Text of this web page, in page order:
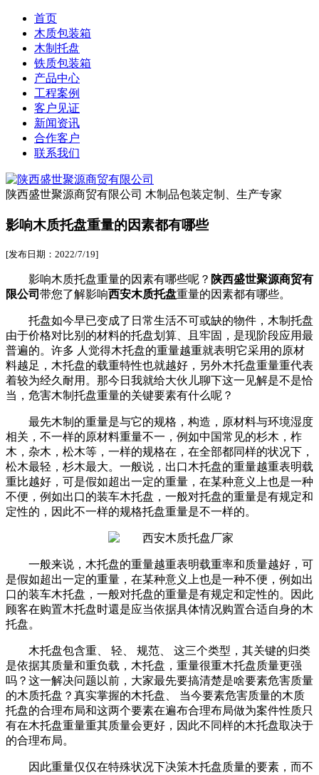
首页
木质包装箱
木制托盘
铁质包装箱
产品中心
工程案例
客户见证
新闻资讯
合作客户
联系我们
陕西盛世聚源商贸有限公司 木制品包装定制、生产专家
影响木质托盘重量的因素都有哪些
[发布日期：2022/7/19]
影响木质托盘重量的因素有哪些呢？ 陕西盛世聚源商贸有
限公司 带您了解影响西安木质托盘重量的因素都有哪些。
托盘如今早已变成了日常生活不可或缺的物件，木制托盘
由于价格对比别的材料的托盘划算、且牢固，是现阶段应用最
普遍的。许多 人觉得木托盘的重量越重就表明它采用的原材
料越足，木托盘的载重特性也就越好，另外木托盘重量重代表
着较为经久耐用。那今日我就给大伙儿聊下这一见解是不是恰
当，危害木制托盘重量的关键要素有什么呢？
最先木制的重量是与它的规格，构造，原材料与环境湿度
相关，不一样的原材料重量不一，例如中国常见的杉木，柞
木，杂木，松木等，一样的规格在，在全部都同样的状况下，
松木最轻，杉木最大。一般说，出口木托盘的重量越重表明载
重比越好，可是假如超出一定的重量，在某种意义上也是一种
不便，例如出口的装车木托盘，一般对托盘的重量是有规定和
定性的，因此不一样的规格托盘重量是不一样的。
一般来说，木托盘的重量越重表明载重率和质量越好，可
是假如超出一定的重量，在某种意义上也是一种不便，例如出
口的装车木托盘，一般对托盘的重量是有规定和定性的。因此
顾客在购置木托盘时還是应当依据具体情况购置合适自身的木
托盘。
木托盘包含重、 轻、 规范、 这三个类型，其关键的归类
是依据其质量和重负载，木托盘，重量很重木托盘质量更强
吗？这一解决问题以前，大家最先要搞清楚是啥要素危害质量
的木质托盘？真实掌握的木托盘、 当今要素危害质量的木质
托盘的合理布局和这两个要素在遍布合理布局做为案件性质只
有在木托盘重量重其质量会更好，因此不同样的木托盘取决于
的合理布局。
因此重量仅仅在特殊状况下决策木托盘质量的要素，而不